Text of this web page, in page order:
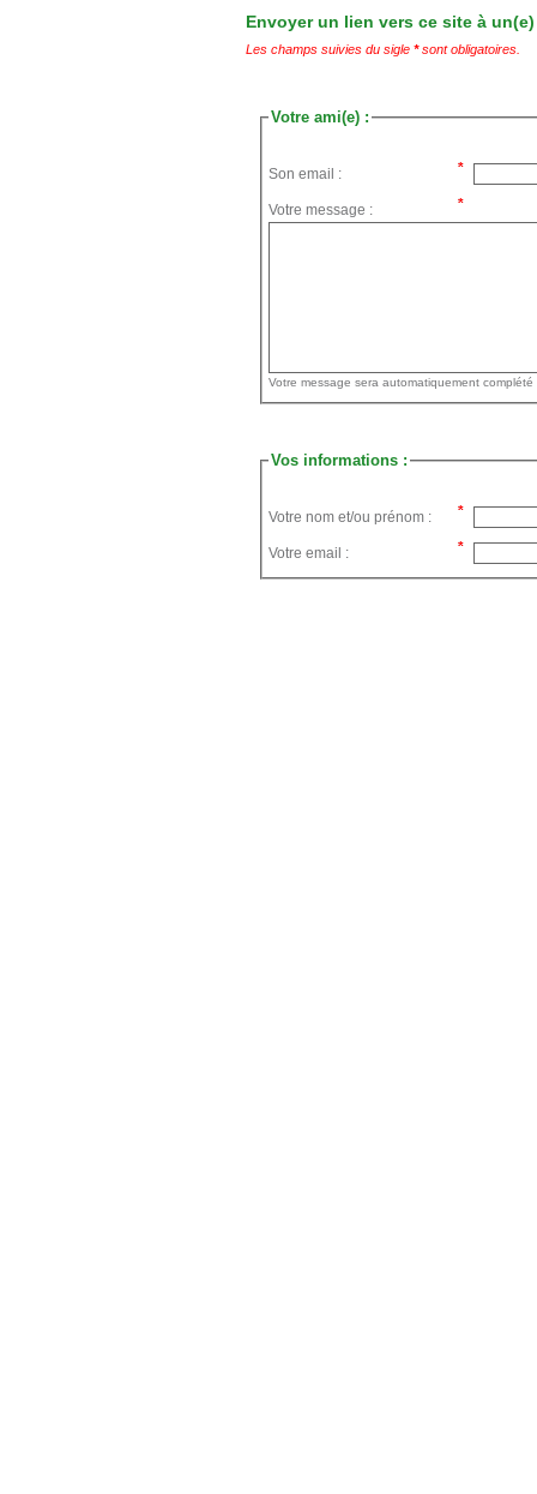
Envoyer un lien vers ce site à
Les champs suivies du sigle *sont obligatoires.
Votre ami(e) :
Son email :
Votre message :
Vos informations :
Votre nom et/ou prénom :
Votre email :